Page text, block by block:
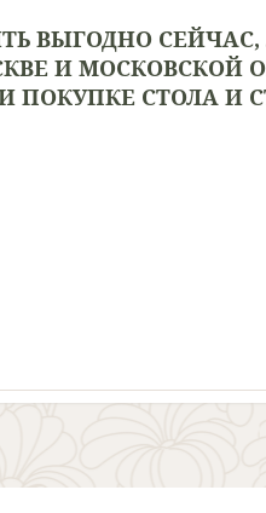
ВЫГОДНО
И МОСКОВСКОЙ
СТОЛА И